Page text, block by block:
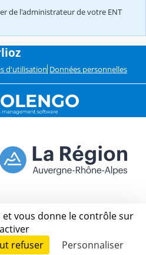
de l'administrateur de votre ENT
d'utilisation Données personnelles
et vous donne le contrôle sur
refuser Personnaliser